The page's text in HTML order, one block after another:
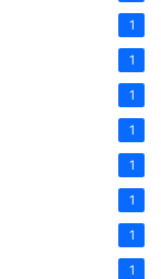
1
1
1
1
1
1
1
1